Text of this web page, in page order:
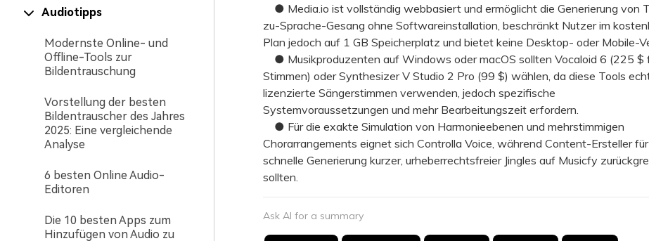
Audiotipps
Modernste Online- und
Offline-Tools zur
Bildentrauschung
Vorstellung der besten
Bildentrauscher des Jahres
2025: Eine vergleichende
Analyse
6 besten Online Audio-
Editoren
Die 10 besten Apps zum
Hinzufügen von Audio zu
● Media.io ist vollständig webbasiert und ermöglicht die Generierung von
zu-Sprache-Gesang ohne Softwareinstallation, beschränkt Nutzer im
Plan jedoch auf 1 GB Speicherplatz und bietet keine Desktop- oder Mobile-
● Musikproduzenten auf Windows oder macOS sollten Vocaloid 6 (225 $
Stimmen) oder Synthesizer V Studio 2 Pro (99 $) wählen, da diese Tools
lizenzierte Sängerstimmen verwenden, jedoch spezifische
Systemvoraussetzungen und mehr Bearbeitungszeit erfordern.
● Für die exakte Simulation von Harmonieebenen und mehrstimmigen
Chorarrangements eignet sich Controlla Voice, während Content-Ersteller
schnelle Generierung kurzer, urheberrechtsfreier Jingles auf Musicfy
sollten.
Ask AI for a summary